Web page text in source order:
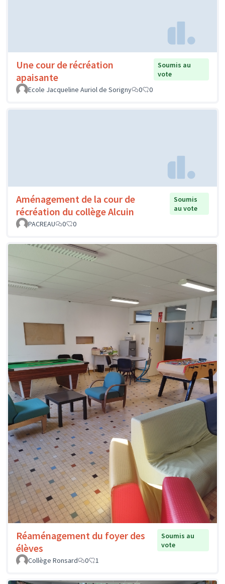
Une cour de récréation
apaisante
Soumis au
vote
Ecole Jacqueline Auriol de Sorigny
0 0
Aménagement de la cour de
récréation du collège Alcuin
Soumis
au vote
PACREAU
0 0
Réaménagement du foyer des
élèves
Soumis au
vote
Collège Ronsard
0 1